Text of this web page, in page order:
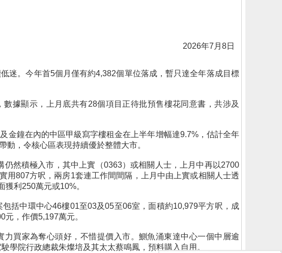
2026年7月8日
迷。今年首5個月僅有約4,382個單位落成，暫只達全年落成目標
據顯示，上月底共有28個項目正待批預售樓花同意書，共涉及
金鐘在內的中區甲級寫字樓租金在上半年增幅達9.7%，估計全年
，令核心區表現持續優於整體大市。
然積極入市，其中上實（0363）或相關人士，上月中再以2700
用807方呎，兩房1套連工作間間隔，上月中由上實或相關人士透
利250萬元或10%。
括中環中心46樓01至03及05至06室，面積約10,979平方呎，成
，作價5,197萬元。
買家為奪心頭好，不惜提價入市。鰂魚涌東達中心一個中層逾
學院行政總裁朱燦培及其太太蔡鳴鳳，預料購入自用。